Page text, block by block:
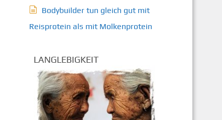
Bodybuilder tun gleich gut mit
Reisprotein als mit Molkenprotein
LANGLEBIGKEIT